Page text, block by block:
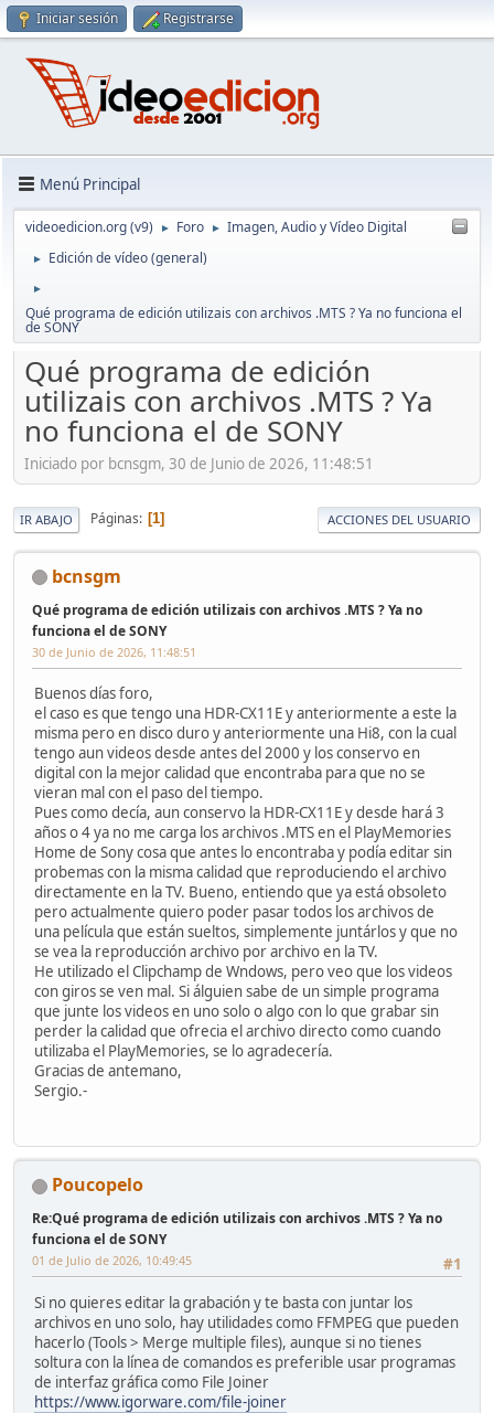
Iniciar sesión Registrarse
Menú Principal
videoedicion.org (v9) ► Foro ► Imagen, Audio y Vídeo Digital
► Edición de vídeo (general)
►
Qué programa de edición utilizais con archivos .MTS ? Ya no funciona el
de SONY
Qué programa de edición
utilizais con archivos .MTS ? Ya
no funciona el de SONY
Iniciado por bcnsgm, 30 de Junio de 2026, 11:48:51
IR ABAJO Páginas 1 ACCIONES DEL USUARIO
bcnsgm
Qué programa de edición utilizais con archivos .MTS ? Ya no
funciona el de SONY
30 de Junio de 2026, 11:48:51
Buenos días foro,
el caso es que tengo una HDR-CX11E y anteriormente a este la
misma pero en disco duro y anteriormente una Hi8, con la cual
tengo aun videos desde antes del 2000 y los conservo en
digital con la mejor calidad que encontraba para que no se
vieran mal con el paso del tiempo.
Pues como decía, aun conservo la HDR-CX11E y desde hará 3
años o 4 ya no me carga los archivos .MTS en el PlayMemories
Home de Sony cosa que antes lo encontraba y podía editar sin
probemas con la misma calidad que reproduciendo el archivo
directamente en la TV. Bueno, entiendo que ya está obsoleto
pero actualmente quiero poder pasar todos los archivos de
una película que están sueltos, simplemente juntárlos y que no
se vea la reproducción archivo por archivo en la TV.
He utilizado el Clipchamp de Wndows, pero veo que los videos
con giros se ven mal. Si álguien sabe de un simple programa
que junte los videos en uno solo o algo con lo que grabar sin
perder la calidad que ofrecia el archivo directo como cuando
utilizaba el PlayMemories, se lo agradecería.
Gracias de antemano,
Sergio.-
Poucopelo
Re:Qué programa de edición utilizais con archivos .MTS ? Ya no
funciona el de SONY
#1
01 de Julio de 2026, 10:49:45
Si no quieres editar la grabación y te basta con juntar los
archivos en uno solo, hay utilidades como FFMPEG que pueden
hacerlo (Tools > Merge multiple files), aunque si no tienes
soltura con la línea de comandos es preferible usar programas
de interfaz gráfica como File Joiner
https://www.igorware.com/file-joiner